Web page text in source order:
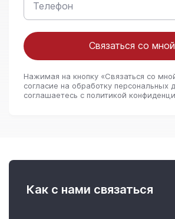
Связаться со мной
Нажимая на кнопку «Связаться со
согласие на обработку персональных
соглашаетесь c политикой
Как с нами связаться